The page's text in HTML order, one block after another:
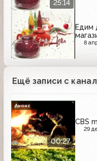
25:14
Едим
8
Ещё записи с
00:27
CBS
29
Анонс